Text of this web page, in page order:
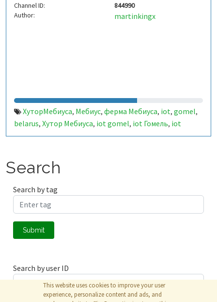
Channel ID:
844990
Author:
martinkingx
ХуторМебиуса, Мебиус, ферма Мебиуса, iot, gomel,
belarus, Хутор Мебиуса, iot gomel, iot Гомель, iot
Беларусь,Беларусь
Search
Search by tag
Submit
Search by user ID
This website uses cookies to improve your user
experience, personalize content and ads, and